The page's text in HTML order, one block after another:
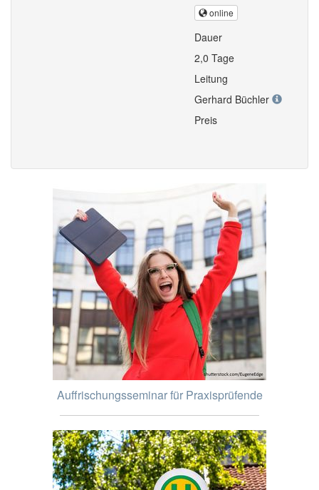
online
Dauer
2,0 Tage
Leitung
Gerhard Büchler
Preis
Auffrischungsseminar für Praxisprüfende